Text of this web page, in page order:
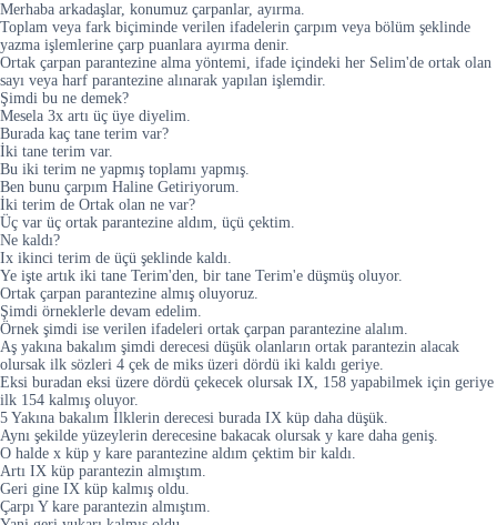
Merhaba arkadaşlar, konumuz çarpanlar, ayırma.
Toplam veya fark biçiminde verilen ifadelerin çarpım veya bölüm şeklinde
yazma işlemlerine çarp puanlara ayırma denir.
Ortak çarpan parantezine alma yöntemi, ifade içindeki her Selim'de ortak olan
sayı veya harf parantezine alınarak yapılan işlemdir.
Şimdi bu ne demek?
Mesela 3x artı üç üye diyelim.
Burada kaç tane terim var?
İki tane terim var.
Bu iki terim ne yapmış toplamı yapmış.
Ben bunu çarpım Haline Getiriyorum.
İki terim de Ortak olan ne var?
Üç var üç ortak parantezine aldım, üçü çektim.
Ne kaldı?
Ix ikinci terim de üçü şeklinde kaldı.
Ye işte artık iki tane Terim'den, bir tane Terim'e düşmüş oluyor.
Ortak çarpan parantezine almış oluyoruz.
Şimdi örneklerle devam edelim.
Örnek şimdi ise verilen ifadeleri ortak çarpan parantezine alalım.
Aş yakına bakalım şimdi derecesi düşük olanların ortak parantezin alacak
olursak ilk sözleri 4 çek de miks üzeri dördü iki kaldı geriye.
Eksi buradan eksi üzere dördü çekecek olursak IX, 158 yapabilmek için geriye
ilk 154 kalmış oluyor.
5 Yakına bakalım İlklerin derecesi burada IX küp daha düşük.
Aynı şekilde yüzeylerin derecesine bakacak olursak y kare daha geniş.
O halde x küp y kare parantezine aldım çektim bir kaldı.
Artı IX küp parantezin almıştım.
Geri gine IX küp kalmış oldu.
Çarpı Y kare parantezin almıştım.